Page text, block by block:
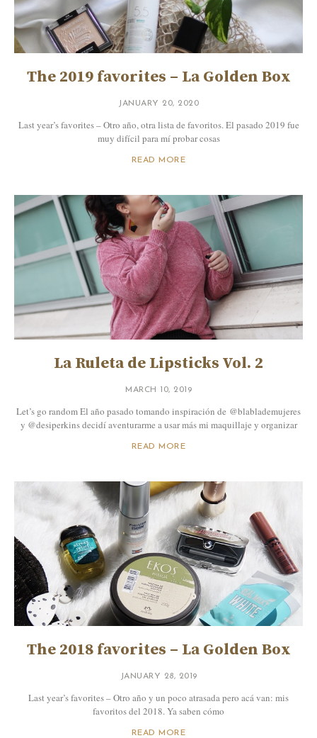
The 2019 favorites – La Golden Box
JANUARY 20, 2020
Last year’s favorites – Otro año, otra lista de favoritos. El pasado 2019 fue
muy difícil para mí probar cosas
READ MORE
La Ruleta de Lipsticks Vol. 2
MARCH 10, 2019
Let’s go random El año pasado tomando inspiración de @blablademujeres
y @desiperkins decidí aventurarme a usar más mi maquillaje y organizar
READ MORE
The 2018 favorites – La Golden Box
JANUARY 28, 2019
Last year’s favorites – Otro año y un poco atrasada pero acá van: mis
favoritos del 2018. Ya saben cómo
READ MORE